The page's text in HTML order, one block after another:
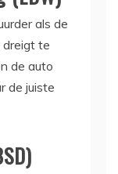
als de
dreigt te
de auto
de juiste